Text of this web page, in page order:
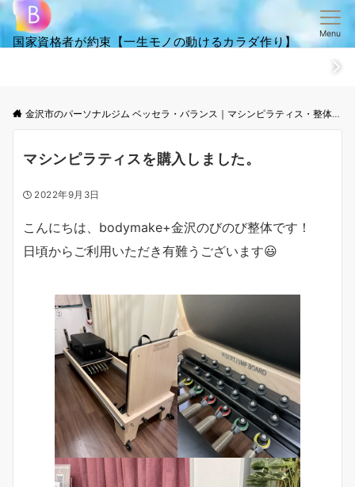
国家資格者が約束【一生モノの動けるカラダ作り】
Menu
ご来店からお帰りまでの
金沢市のパーソナルジム ベッセラ・バランス｜マシンピラティス・整体│根本改善と体幹トレーニング
マシンピラティスを購入しました。
2022年9月3日
こんにちは、bodymake+金沢のびのび整体です！
日頃からご利用いただき有難うございます😃